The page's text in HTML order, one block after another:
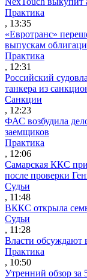
Практика
, 13:35
«Евротранс»
выпускам
Практика
, 12:31
Российский
танкера из
Санкции
, 12:23
ФАС возбудила
заемщиков
Практика
, 12:06
Самарская ККС
после проверки
Судьи
, 11:48
ВККС открыла
Судьи
, 11:28
Власти обсуждают
Практика
, 10:50
Утренний обзор за